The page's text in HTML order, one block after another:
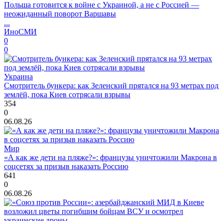
Польша готовится к войне с Украиной, а не с Россией —
неожиданный поворот Варшавы
...
ИноСМИ
0
0
Украина
Смотритель бункера: как Зеленский прятался на 93 метрах под
землёй, пока Киев сотрясали взрывы
354
0
06.08.26
Мир
«А как же дети на пляже?»: французы уничтожили Макрона в
соцсетях за призыв наказать Россию
641
0
06.08.26